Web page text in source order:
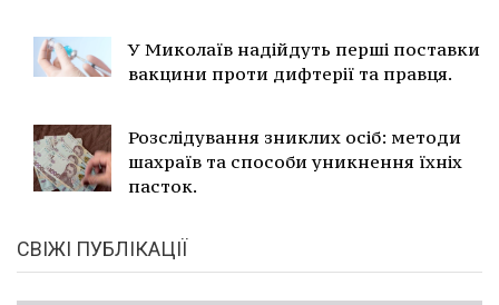
У Миколаїв надійдуть перші поставки
вакцини проти дифтерії та правця.
Розслідування зниклих осіб: методи
шахраїв та способи уникнення їхніх
пасток.
СВІЖІ ПУБЛІКАЦІЇ